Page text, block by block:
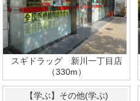
スギドラッグ 新川一丁目店
（330m）
【学ぶ】その他(学ぶ)